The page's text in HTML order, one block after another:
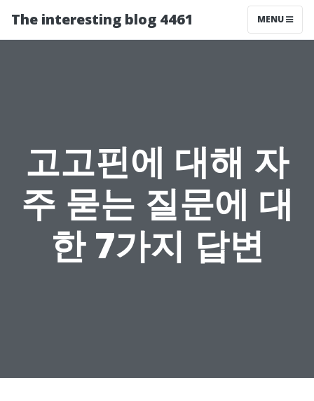
The interesting blog 4461 MENU
고고핀에 대해 자
주 묻는 질문에 대
한 7가지 답변